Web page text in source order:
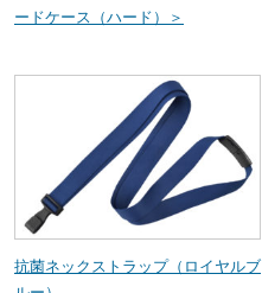
ードケース（ハード）＞
抗菌ネックストラップ（ロイヤルブ